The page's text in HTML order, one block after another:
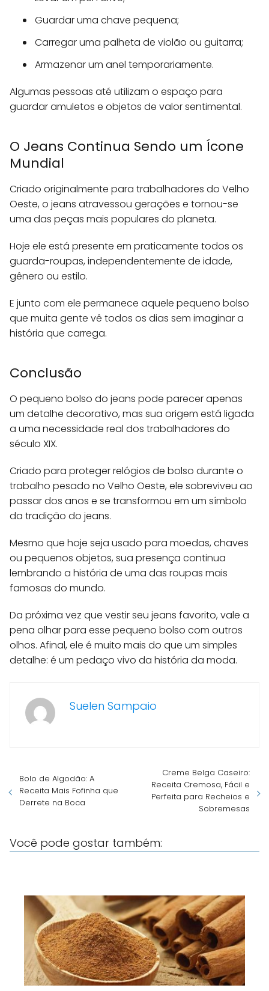
Guardar uma chave pequena;
Carregar uma palheta de violão ou guitarra;
Armazenar um anel temporariamente.
Algumas pessoas até utilizam o espaço para
guardar amuletos e objetos de valor sentimental.
O Jeans Continua Sendo um Ícone
Mundial
Criado originalmente para trabalhadores do Velho
Oeste, o jeans atravessou gerações e tornou-se
uma das peças mais populares do planeta.
Hoje ele está presente em praticamente todos os
guarda-roupas, independentemente de idade,
gênero ou estilo.
E junto com ele permanece aquele pequeno bolso
que muita gente vê todos os dias sem imaginar a
história que carrega.
Conclusão
O pequeno bolso do jeans pode parecer apenas
um detalhe decorativo, mas sua origem está ligada
a uma necessidade real dos trabalhadores do
século XIX.
Criado para proteger relógios de bolso durante o
trabalho pesado no Velho Oeste, ele sobreviveu ao
passar dos anos e se transformou em um símbolo
da tradição do jeans.
Mesmo que hoje seja usado para moedas, chaves
ou pequenos objetos, sua presença continua
lembrando a história de uma das roupas mais
famosas do mundo.
Da próxima vez que vestir seu jeans favorito, vale a
pena olhar para esse pequeno bolso com outros
olhos. Afinal, ele é muito mais do que um simples
detalhe: é um pedaço vivo da história da moda.
Suelen Sampaio
Bolo de Algodão: A
Receita Mais Fofinha que
Derrete na Boca
Creme Belga Caseiro:
Receita Cremosa, Fácil e
Perfeita para Recheios e
Sobremesas
Você pode gostar também: